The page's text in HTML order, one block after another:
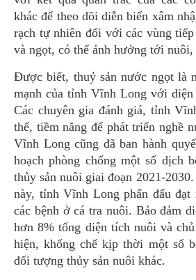
khác để theo dõi diễn biến xâm
rạch tự nhiên đối với các vùng
và ngọt, có thể ảnh hưởng tới nuôi,
Được biết, thuỷ sản nước ngọt là
mạnh của tỉnh Vĩnh Long với
Các chuyên gia đánh giá, tỉnh
thế, tiềm năng để phát triển nghề
Vĩnh Long cũng đã ban hành
hoạch phòng chống một số dịch
thủy sản nuôi giai đoạn 2021-
này, tỉnh Vĩnh Long phấn đấu đạt
các bệnh ở cá tra nuôi. Bảo đảm
hơn 8% tổng diện tích nuôi và
hiện, khống chế kịp thời một số
đối tượng thủy sản nuôi khác.